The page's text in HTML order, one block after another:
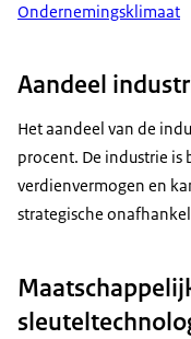
Ondernemingsklimaat
Aandeel
Het aandeel van de
procent. De industrie is
verdienvermogen en
strategische